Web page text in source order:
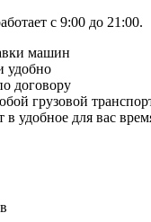
с 9:00 до 21:00.
машин
удобно
договору
грузовой
в удобное для вас